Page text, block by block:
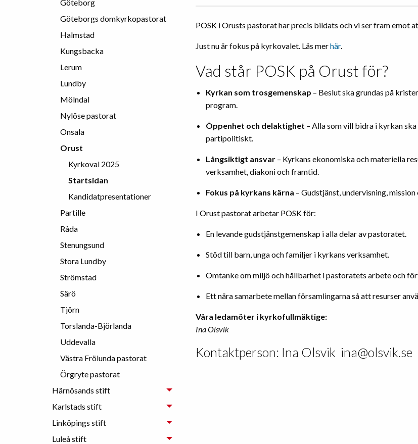
POSK i Orusts pastorat har precis bildats och vi ser fram emot
Just nu är fokus på kyrkovalet. Läs merhär.
Vad står POSK på Orust för?
Kyrkan som trosgemenskap – Beslut ska grundas på
program.
Öppenhet och delaktighet – Alla som vill bidra i kyrkan
partipolitiskt.
Långsiktigt ansvar – Kyrkans ekonomiska och materiella
verksamhet, diakoni och framtid.
Fokus på kyrkans kärna – Gudstjänst, undervisning,
I Orust pastorat arbetar POSK för:
En levande gudstjänstgemenskap i alla delar av pastoratet.
Stöd till barn, unga och familjer i kyrkans verksamhet.
Omtanke om miljö och hållbarhet i pastoratets arbete och
Ett nära samarbete mellan församlingarna så att resurser
Våra ledamöter i kyrkofullmäktige:
Ina Olsvik
Kontaktperson: Ina Olsvik ina@olsvik.se
Göteborg
Göteborgs domkyrkopastorat
Halmstad
Kungsbacka
Lerum
Lundby
Mölndal
Nylöse pastorat
Onsala
Orust
Kyrkoval 2025
Startsidan
Kandidatpresentationer
Partille
Råda
Stenungsund
Stora Lundby
Strömstad
Särö
Tjörn
Torslanda-Björlanda
Uddevalla
Västra Frölunda pastorat
Örgryte pastorat
Härnösands stift
Karlstads stift
Linköpings stift
Luleå stift